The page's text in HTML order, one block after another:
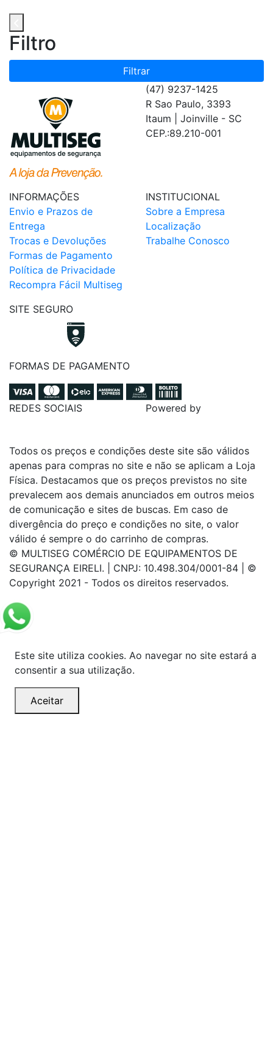
Filtro
Filtrar
(47) 9237-1425
R Sao Paulo, 3393
Itaum | Joinville - SC
CEP.:89.210-001
INFORMAÇÕES
Envio e Prazos de
Entrega
Trocas e Devoluções
Formas de Pagamento
Política de Privacidade
Recompra Fácil Multiseg
INSTITUCIONAL
Sobre a Empresa
Localização
Trabalhe Conosco
SITE SEGURO
FORMAS DE PAGAMENTO
REDES SOCIAIS Powered by
Todos os preços e condições deste site são válidos
apenas para compras no site e não se aplicam a Loja
Física. Destacamos que os preços previstos no site
prevalecem aos demais anunciados em outros meios
de comunicação e sites de buscas. Em caso de
divergência do preço e condições no site, o valor
válido é sempre o do carrinho de compras.
© MULTISEG COMÉRCIO DE EQUIPAMENTOS DE
SEGURANÇA EIRELI. | CNPJ: 10.498.304/0001-84 | ©
Copyright 2021 - Todos os direitos reservados.
Este site utiliza cookies. Ao navegar no site estará a
consentir a sua utilização.
Aceitar